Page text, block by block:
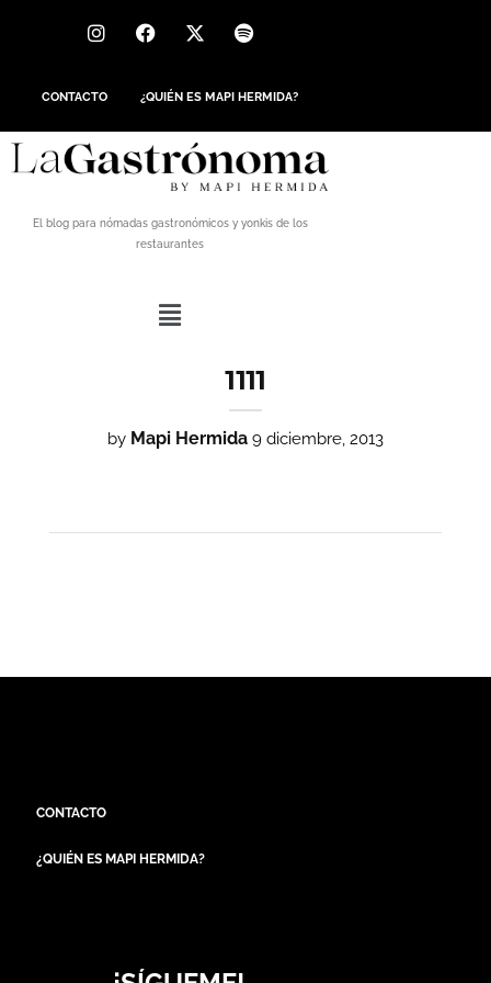
CONTACTO ¿QUIÉN ES MAPI HERMIDA?
El blog para nómadas gastronómicos y yonkis de los
restaurantes
1111
by Mapi Hermida 9 diciembre, 2013
CONTACTO
¿QUIÉN ES MAPI HERMIDA?